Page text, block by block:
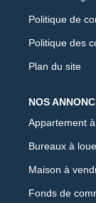
Politique de
Politique des
Plan du site
NOS
Appartement
Bureaux à
Maison à
Fonds de